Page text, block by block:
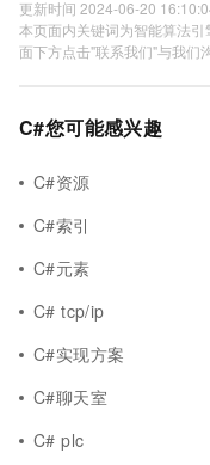
更新时间 2024-06-20
本页面内关键词为智能算法
面下方点击"联系我们"与我们沟
C#您可能感兴趣
C#资源
C#索引
C#元素
C# tcp/ip
C#实现方案
C#聊天室
C# plc